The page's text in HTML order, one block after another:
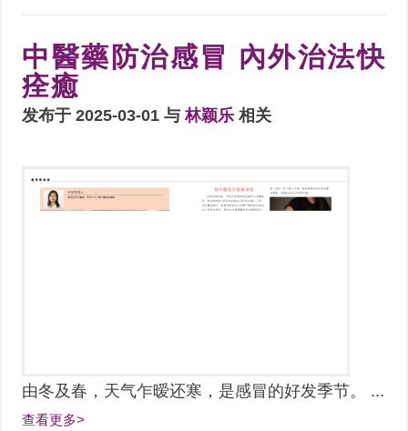
中醫藥防治感冒 內外治法快
痊癒
发布于 2025-03-01 与林颖乐相关
由冬及春，天气乍暧还寒，是感冒的好发季节。 ...
查看更多>